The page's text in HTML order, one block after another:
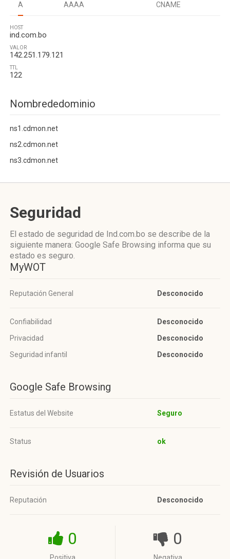
A AAAA CNAME
HOST
ind.com.bo
VALOR
142.251.179.121
TTL
122
Nombrededominio
ns1.cdmon.net
ns2.cdmon.net
ns3.cdmon.net
Seguridad
El estado de seguridad de Ind.com.bo se describe de la
siguiente manera: Google Safe Browsing informa que su
estado es seguro.
MyWOT
Reputación General Desconocido
Confiabilidad
Desconocido
Privacidad
Desconocido
Seguridad infantil
Desconocido
Google Safe Browsing
Estatus del Website Seguro
Status ok
Revisión de Usuarios
Reputación Desconocido
0 0